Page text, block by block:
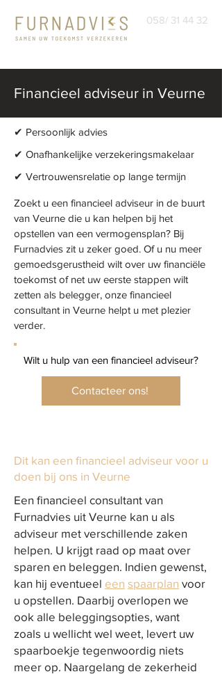
058/ 31 44 32
Financieel adviseur in Veurne
✔ Persoonlijk advies
✔ Onafhankelijke verzekeringsmakelaar
✔ Vertrouwensrelatie op lange termijn
Zoekt u een financieel adviseur in de buurt
van Veurne die u kan helpen bij het
opstellen van een vermogensplan? Bij
Furnadvies zit u zeker goed. Of u nu meer
gemoedsgerustheid wilt over uw financiële
toekomst of net uw eerste stappen wilt
zetten als belegger, onze financieel
consultant in Veurne helpt u met plezier
verder.
Wilt u hulp van een financieel adviseur?
Contacteer ons!
Dit kan een financieel adviseur voor u
doen bij ons in Veurne
Een financieel consultant van
Furnadvies uit Veurne kan u als
adviseur met verschillende zaken
helpen. U krijgt raad op maat over
sparen en beleggen. Indien gewenst,
kan hij eventueel een spaarplan voor
u opstellen. Daarbij overlopen we
ook alle beleggingsopties, want
zoals u wellicht wel weet, levert uw
spaarboekje tegenwoordig niets
meer op. Naargelang de zekerheid